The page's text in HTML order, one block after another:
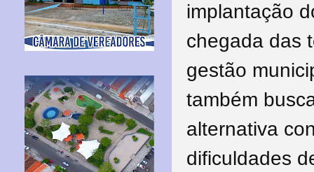
implantação
chegada das
gestão
também
alternativa
dificuldades